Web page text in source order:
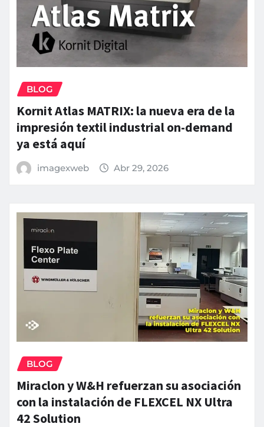
BLOG
Kornit Atlas MATRIX: la nueva era de la
impresión textil industrial on-demand
ya está aquí
imagexweb Abr 29, 2026
BLOG
Miraclon y W&H refuerzan su asociación
con la instalación de FLEXCEL NX Ultra
42 Solution